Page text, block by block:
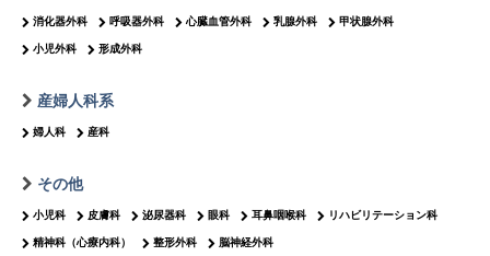
消化器外科 呼吸器外科 心臓血管外科 乳腺外科 甲状腺外科
小児外科 形成外科
産婦人科系
婦人科 産科
その他
小児科 皮膚科 泌尿器科 眼科 耳鼻咽喉科 リハビリテーション科
精神科（心療内科） 整形外科 脳神経外科